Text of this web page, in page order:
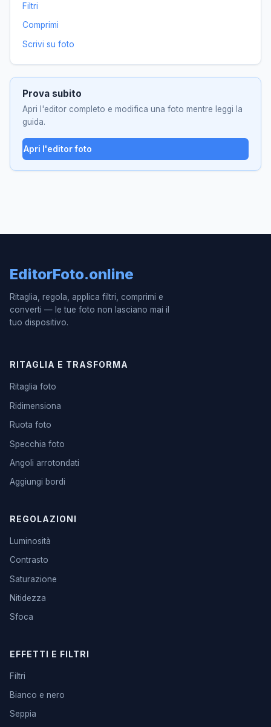
Filtri
Comprimi
Scrivi su foto
Prova subito
Apri l'editor completo e modifica una foto mentre leggi la
guida.
Apri l'editor foto
EditorFoto.online
Ritaglia, regola, applica filtri, comprimi e
converti — le tue foto non lasciano mai il
tuo dispositivo.
RITAGLIA E TRASFORMA
Ritaglia foto
Ridimensiona
Ruota foto
Specchia foto
Angoli arrotondati
Aggiungi bordi
REGOLAZIONI
Luminosità
Contrasto
Saturazione
Nitidezza
Sfoca
EFFETTI E FILTRI
Filtri
Bianco e nero
Seppia